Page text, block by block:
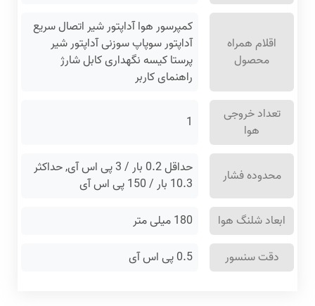
اقلام همراه
محصول
کمپرسور هوا آداپتور شیر اتصال سریع
آداپتور سوپاپ سوزنی آداپتور شیر
پرستا کیسه نگهداری کابل شارژ
راهنمای کاربر
تعداد خروجی
هوا
1
محدوده فشار
حداقل 0.2 بار / 3 پی ‌اس ‌آی, حداکثر
10.3 بار / 150 پی ‌اس ‌آی
ابعاد شلنگ هوا
180 میلی متر
دقت سنسور
0.5 پی ‌اس‌ آی